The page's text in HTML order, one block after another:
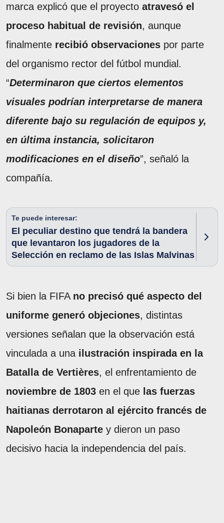
marca explicó que el proyecto atravesó el
proceso habitual de revisión, aunque
finalmente recibió observaciones por parte
del organismo rector del fútbol mundial.
“Determinaron que ciertos elementos
visuales podrían interpretarse de manera
diferente bajo su regulación de equipos y,
en última instancia, solicitaron
modificaciones en el diseño”, señaló la
compañía.
Te puede interesar:
El peculiar destino que tendrá la bandera
que levantaron los jugadores de la
Selección en reclamo de las Islas Malvinas
Si bien la FIFA no precisó qué aspecto del
uniforme generó objeciones, distintas
versiones señalan que la observación está
vinculada a una ilustración inspirada en la
Batalla de Vertières, el enfrentamiento de
noviembre de 1803 en el que las fuerzas
haitianas derrotaron al ejército francés de
Napoleón Bonaparte y dieron un paso
decisivo hacia la independencia del país.